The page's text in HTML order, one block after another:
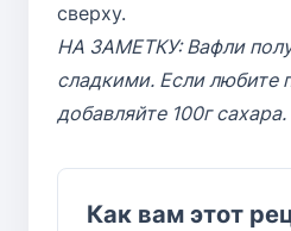
сверху.
НА ЗАМЕТКУ: Вафли
сладкими. Если любите
добавляйте 100г сахара.
Как вам этот